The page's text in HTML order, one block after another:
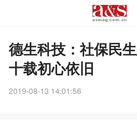
德生科技：社保民
十载初心依旧
2019-08-13 14:01:56